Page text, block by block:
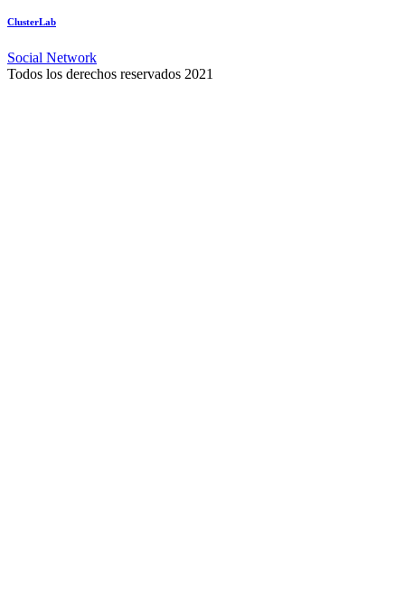
ClusterLab
Social Network
Todos los derechos reservados 2021